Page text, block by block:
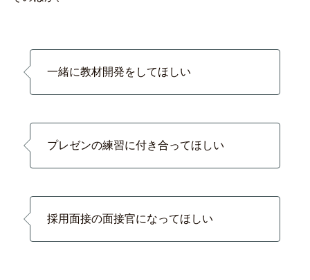
一緒に教材開発をしてほしい
プレゼンの練習に付き合ってほしい
採用面接の面接官になってほしい